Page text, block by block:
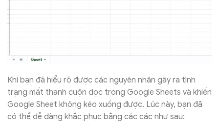
Khi bạn đã hiểu rõ được các nguyên nhân gây ra tình
trạng mất thanh cuộn dọc trong Google Sheets và khiến
Google Sheet không kéo xuống được. Lúc này, bạn đã
có thể dễ dàng khắc phục bằng các các như sau: